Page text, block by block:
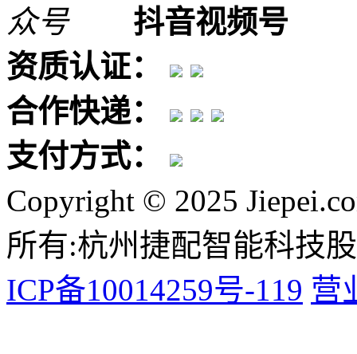
抖音视频号
资质认证：
合作快递：
支付方式：
Copyright © 2025
所有:杭州捷配智能科技
ICP备10014259号-119 营